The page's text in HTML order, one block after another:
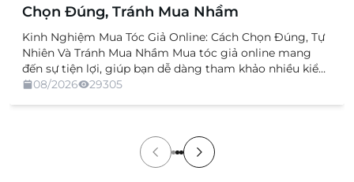
Chọn Đúng, Tránh Mua Nhầm
Kinh Nghiệm Mua Tóc Giả Online: Cách Chọn Đúng, Tự
Nhiên Và Tránh Mua Nhầm Mua tóc giả online mang
đến sự tiện lợi, giúp bạn dễ dàng tham khảo nhiều kiểu
dáng, chất liệu và mức giá mà không cần trực tiếp đến
08/2026 29305